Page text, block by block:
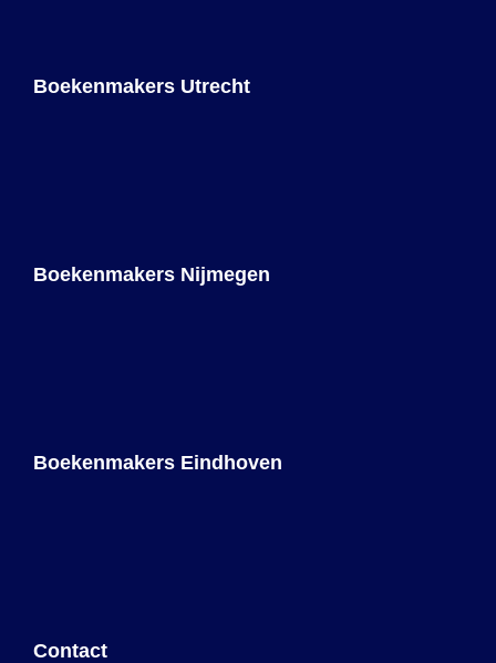
Boekenmakers Utrecht
Boekenmakers Nijmegen
Boekenmakers Eindhoven
Contact